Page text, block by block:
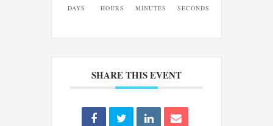
DAYS HOURS MINUTES SECONDS
SHARE THIS EVENT